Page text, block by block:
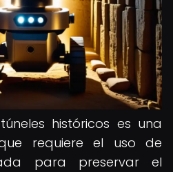
históricos es una
requiere el uso de
para preservar el